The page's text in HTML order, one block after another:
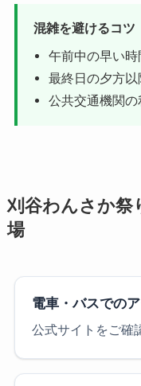
混雑を避けるコツ
午前中の早い
最終日の夕方
公共交通機関
刈谷わんさか祭
場
電車・バスでの
公式サイトをご確